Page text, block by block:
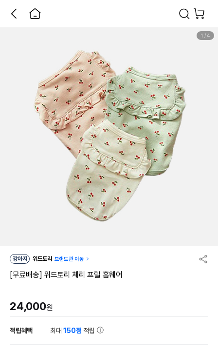
1 /4
강아지 위드토리 브랜드관 이동
[무료배송] 위드토리 체리 프릴 홈웨어
24,000원
적립혜택 최대150점 적립